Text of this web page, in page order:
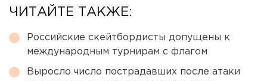
ЧИТАЙТЕ ТАКЖЕ:
Российские скейтбордисты допущены к
международным турнирам с флагом
Выросло число пострадавших после атаки